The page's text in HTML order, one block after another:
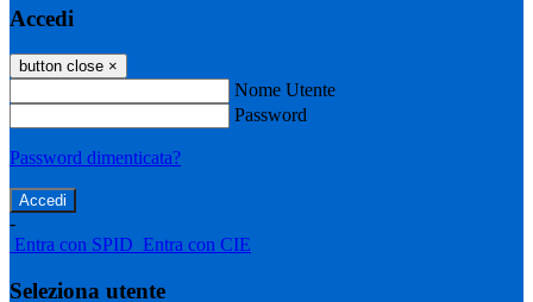
Accedi
button close ×
Nome Utente
Password
Password dimenticata?
-
Entra con SPID Entra con CIE
Seleziona utente